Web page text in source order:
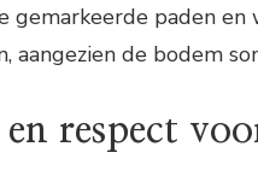
gemarkeerde paden en
aangezien de bodem
respect